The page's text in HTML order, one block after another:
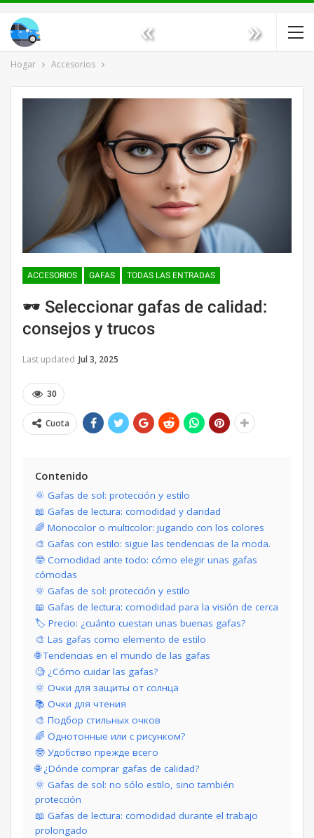
« »
Hogar Accesorios
ACCESORIOS GAFAS TODAS LAS ENTRADAS
🕶 Seleccionar gafas de calidad:
consejos y trucos
Last updated Jul 3, 2025
30
Cuota
Contenido
🌞 Gafas de sol: protección y estilo
📖 Gafas de lectura: comodidad y claridad
🌈 Monocolor o multicolor: jugando con los colores
🎨 Gafas con estilo: sigue las tendencias de la moda.
🤓 Comodidad ante todo: cómo elegir unas gafas
cómodas
🌞 Gafas de sol: protección y estilo
📖 Gafas de lectura: comodidad para la visión de cerca
🏷️ Precio: ¿cuánto cuestan unas buenas gafas?
🎨 Las gafas como elemento de estilo
🌐 Tendencias en el mundo de las gafas
🧐 ¿Cómo cuidar las gafas?
🌞 Очки для защиты от солнца
📚 Очки для чтения
🎨 Подбор стильных очков
🌈 Однотонные или с рисунком?
🤓 Удобство прежде всего
🌐 ¿Dónde comprar gafas de calidad?
🌞 Gafas de sol: no sólo estilo, sino también
protección
📖 Gafas de lectura: comodidad durante el trabajo
prolongado